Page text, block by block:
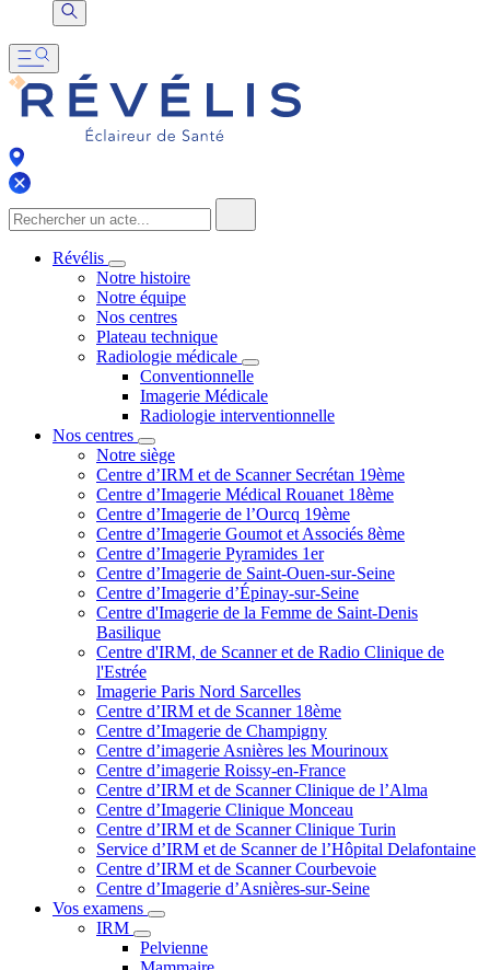
Révélis
Notre histoire
Notre équipe
Nos centres
Plateau technique
Radiologie médicale
Conventionnelle
Imagerie Médicale
Radiologie interventionnelle
Nos centres
Notre siège
Centre d’IRM et de Scanner Secrétan 19ème
Centre d’Imagerie Médical Rouanet 18ème
Centre d’Imagerie de l’Ourcq 19ème
Centre d’Imagerie Goumot et Associés 8ème
Centre d’Imagerie Pyramides 1er
Centre d’Imagerie de Saint-Ouen-sur-Seine
Centre d’Imagerie d’Épinay-sur-Seine
Centre d'Imagerie de la Femme de Saint-Denis
Basilique
Centre d'IRM, de Scanner et de Radio Clinique de
l'Estrée
Imagerie Paris Nord Sarcelles
Centre d’IRM et de Scanner 18ème
Centre d’Imagerie de Champigny
Centre d’imagerie Asnières les Mourinoux
Centre d’imagerie Roissy-en-France
Centre d’IRM et de Scanner Clinique de l’Alma
Centre d’Imagerie Clinique Monceau
Centre d’IRM et de Scanner Clinique Turin
Service d’IRM et de Scanner de l’Hôpital Delafontaine
Centre d’IRM et de Scanner Courbevoie
Centre d’Imagerie d’Asnières-sur-Seine
Vos examens
IRM
Pelvienne